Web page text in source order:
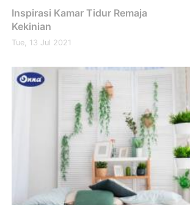
Inspirasi Kamar Tidur Remaja
Kekinian
Tue, 13 Jul 2021